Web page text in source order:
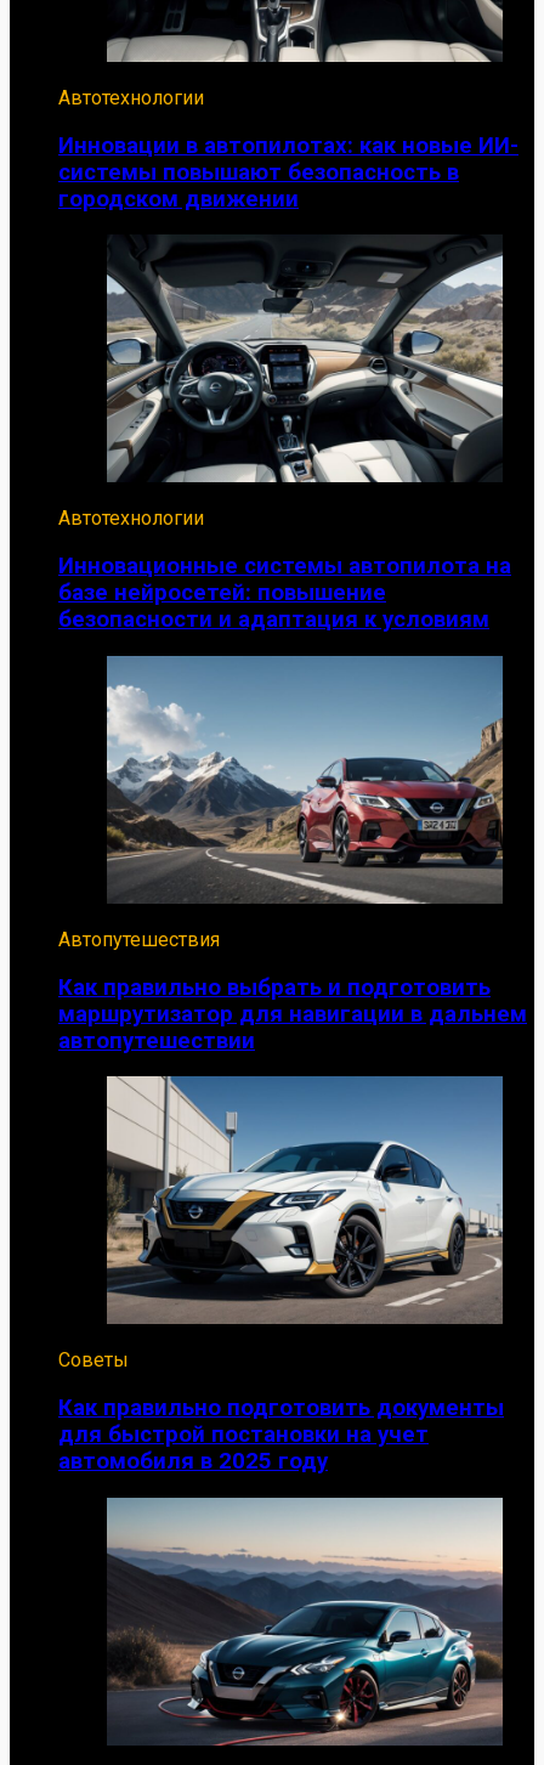
Автотехнологии
Инновации в автопилотах: как новые ИИ-
системы повышают безопасность в
городском движении
Автотехнологии
Инновационные системы автопилота на
базе нейросетей: повышение
безопасности и адаптация к условиям
Автопутешествия
Как правильно выбрать и подготовить
маршрутизатор для навигации в дальнем
автопутешествии
Советы
Как правильно подготовить документы
для быстрой постановки на учет
автомобиля в 2025 году